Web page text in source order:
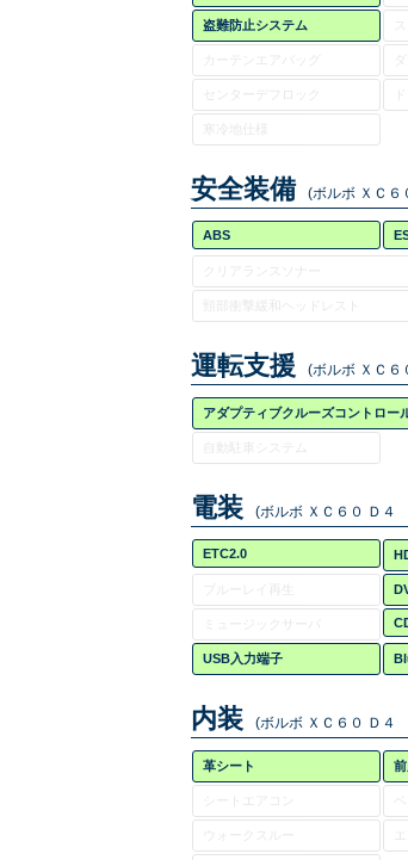
盗難防止システム
センターデフロック
寒冷地仕様
安全装備 (ボルボ ＸＣ
ABS
クリアランスソナー
頸部衝撃緩和ヘッドレスト
運転支援 (ボルボ ＸＣ
アダプティブクルーズコントロー
電装 (ボルボ ＸＣ６０ Ｄ４
ETC2.0
USB入力端子
内装 (ボルボ ＸＣ６０ Ｄ４
革シート